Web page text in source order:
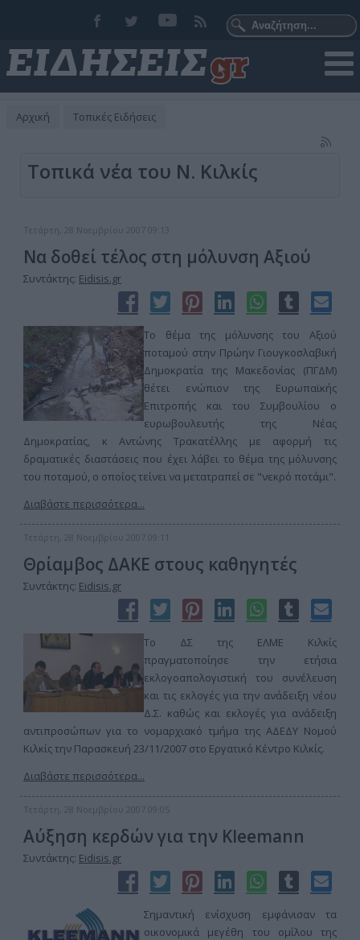
Αρχική Τοπικές Ειδήσεις
Τοπικά νέα του Ν. Κιλκίς
Τετάρτη, 28 Νοεμβρίου 2007 09:13
Να δοθεί τέλος στη μόλυνση Αξιού
Συντάκτης: Eidisis.gr
Το θέμα της μόλυνσης του Αξιού
ποταμού στην Πρώην Γιουγκοσλαβική
Δημοκρατία της Μακεδονίας (ΠΓΔΜ)
θέτει ενώπιον της Ευρωπαϊκής
Επιτροπής και του Συμβουλίου ο
ευρωβουλευτής της Νέας
Δημοκρατίας, κ Αντώνης Τρακατέλλης με αφορμή τις
δραματικές διαστάσεις που έχει λάβει το θέμα της μόλυνσης
του ποταμού, ο οποίος τείνει να μετατραπεί σε "νεκρό ποτάμι".
Διαβάστε περισσότερα...
Τετάρτη, 28 Νοεμβρίου 2007 09:11
Θρίαμβος ΔΑΚΕ στους καθηγητές
Συντάκτης: Eidisis.gr
To ΔΣ της ΕΛΜΕ Κιλκίς
πραγματοποίησε την ετήσια
εκλογοαπολογιστική του συνέλευση
και τις εκλογές για την ανάδειξη νέου
Δ.Σ. καθώς και εκλογές για ανάδειξη
αντιπροσώπων για το νομαρχιακό τμήμα της ΑΔΕΔΥ Νομού
Κιλκίς την Παρασκευή 23/11/2007 στο Εργατικό Κέντρο Κιλκίς.
Διαβάστε περισσότερα...
Τετάρτη, 28 Νοεμβρίου 2007 09:05
Αύξηση κερδών για την Kleemann
Συντάκτης: Eidisis.gr
Σημαντική ενίσχυση εμφάνισαν τα
οικονομικά μεγέθη του ομίλου της